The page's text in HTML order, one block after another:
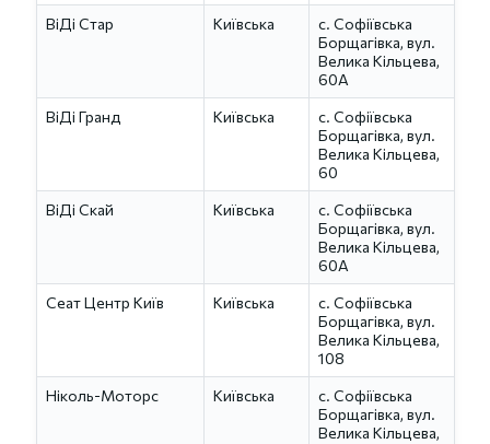
ВіДі Стар
Київська
с. Софіївська
Борщагівка, вул.
Велика Кільцева,
60А
ВіДі Гранд
Київська
с. Софіївська
Борщагівка, вул.
Велика Кільцева,
60
ВіДі Скай
Київська
с. Софіївська
Борщагівка, вул.
Велика Кільцева,
60А
Сеат Центр Київ
Київська
с. Софіївська
Борщагівка, вул.
Велика Кільцева,
108
Ніколь-Моторс
Київська
с. Софіївська
Борщагівка, вул.
Велика Кільцева,